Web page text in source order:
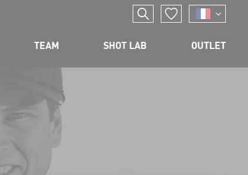
TEAM SHOT LAB OUTLET